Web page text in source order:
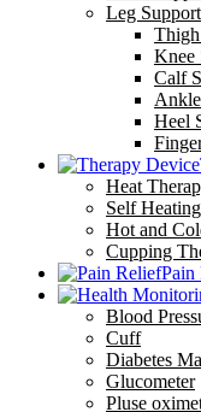
Leg Support
Knee
Calf
Heel
Heat
Self
Hot and
Cupping
Pain
Blood
Cuff
Diabetes
Glucometer
Pluse